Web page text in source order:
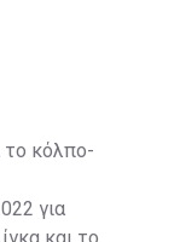
το κόλπο-
για
και το